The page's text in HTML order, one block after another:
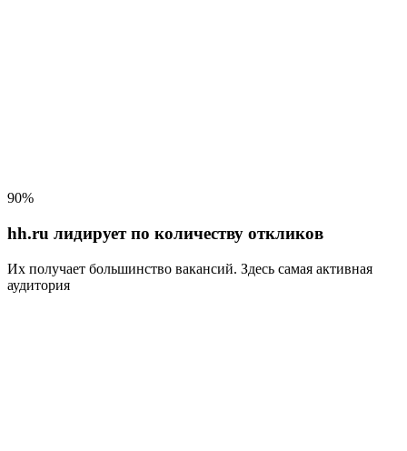
90%
hh.ru лидирует по количеству откликов
Их получает большинство вакансий. Здесь самая активная
аудитория